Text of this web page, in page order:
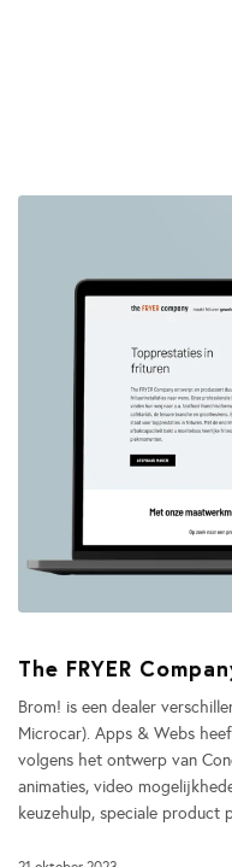
The FRYER
Brom! is een dealer
Microcar). Apps & Webs
volgens het ontwerp van
animaties, video
keuzehulp, speciale product